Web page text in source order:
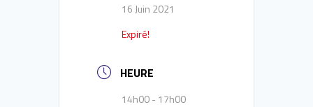
16 Juin 2021
Expiré!
HEURE
14h00 - 17h00